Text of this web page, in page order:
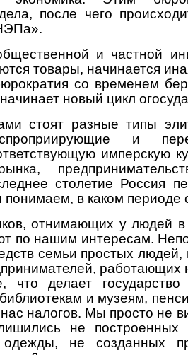
после чего
и частной
товары, начинается
со временем
новый цикл
стоят разные типы
и
имперскую
столетие Россия
понимаем, в каком
отнимающих у людей
по нашим интересам.
семьи простых людей,
работающих
что делает
и музеям,
налогов. Мы просто не
не
не созданных